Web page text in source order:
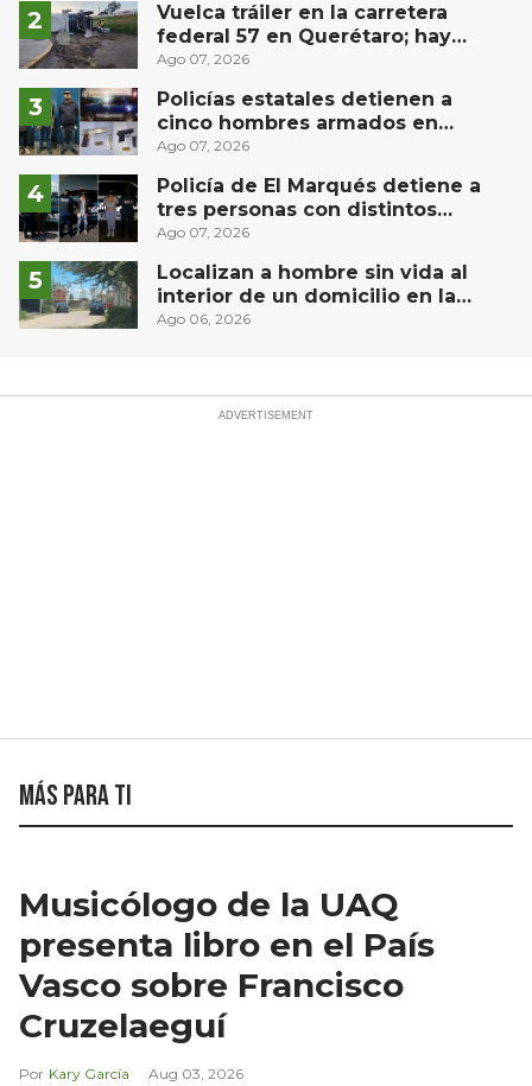
Vuelca tráiler en la carretera
federal 57 en Querétaro; hay
derrame de combustible
Ago 07, 2026
Policías estatales detienen a
cinco hombres armados en
Puebla capital
Ago 07, 2026
Policía de El Marqués detiene a
tres personas con distintos
narcóticos
Ago 07, 2026
Localizan a hombre sin vida al
interior de un domicilio en la
comunidad El Rodeo, San Juan del
Ago 06, 2026
Más para ti
Musicólogo de la UAQ
presenta libro en el País
Vasco sobre Francisco
Cruzelaeguí
Kary García Aug 03, 2026